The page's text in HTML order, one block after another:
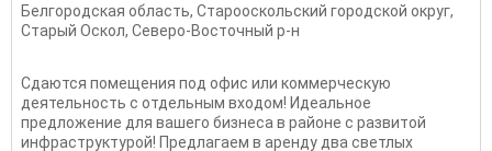
Белгородская область, Старооскольский городской округ,
Старый Оскол, Северо-Восточный р-н
Сдаются помещения под офис или коммерческую
деятельность с отдельным входом! Идеальное
предложение для вашего бизнеса в районе с развитой
инфраструктурой! Предлагаем в аренду два светлых